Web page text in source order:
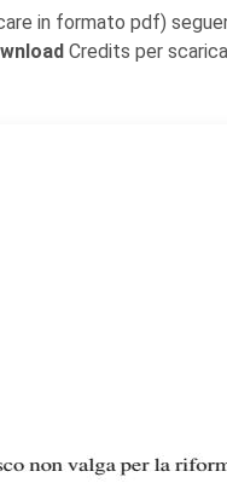
in formato pdf)
Credits per